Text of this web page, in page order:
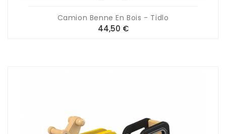
Camion Benne En Bois - Tidlo
44,50 €Prix